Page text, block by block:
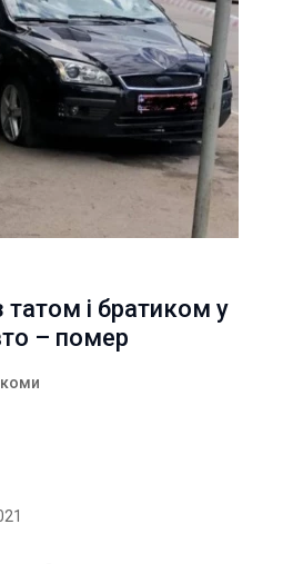
і братиком у
– помер
коми